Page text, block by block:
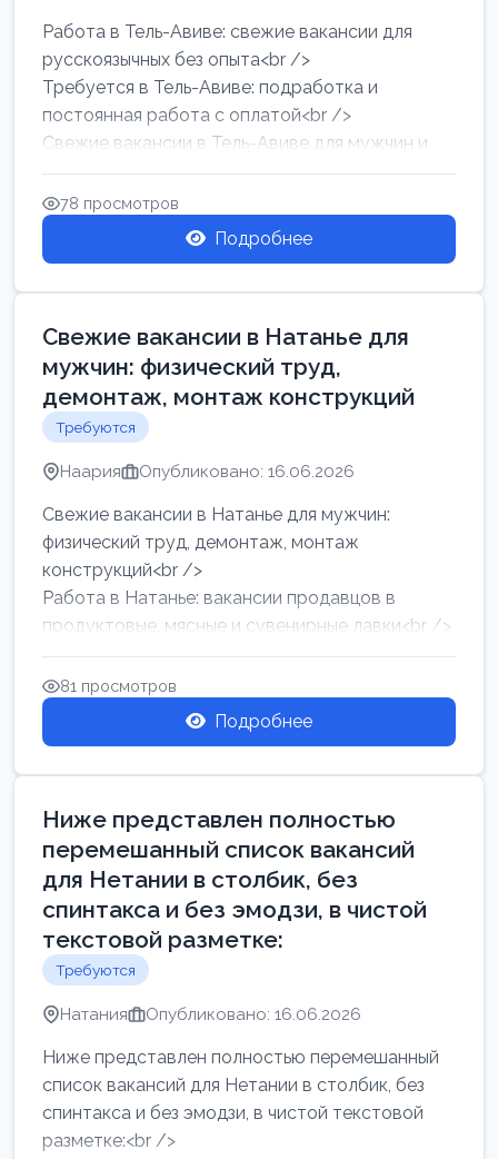
Работа в Тель-Авиве: свежие вакансии для
русскоязычных без опыта<br />
Требуется в Тель-Авиве: подработка и
постоянная работа с оплатой<br />
Свежие вакансии в Тель-Авиве для мужчин и
женщин от хозя...
78 просмотров
Подробнее
Свежие вакансии в Натанье для
мужчин: физический труд,
демонтаж, монтаж конструкций
Требуются
Наария Опубликовано: 16.06.2026
Свежие вакансии в Натанье для мужчин:
физический труд, демонтаж, монтаж
конструкций<br />
Работа в Натанье: вакансии продавцов в
продуктовые, мясные и сувенирные лавки<br />
Разнорабочий на сборку м...
81 просмотров
Подробнее
Ниже представлен полностью
перемешанный список вакансий
для Нетании в столбик, без
спинтакса и без эмодзи, в чистой
текстовой разметке:
Требуются
Натания Опубликовано: 16.06.2026
Ниже представлен полностью перемешанный
список вакансий для Нетании в столбик, без
спинтакса и без эмодзи, в чистой текстовой
разметке:<br />